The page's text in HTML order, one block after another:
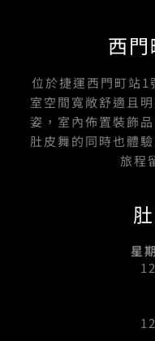
西
位於捷運西門町站
室空間寬敞舒適且
姿，室內佈置裝飾
肚皮舞的同時也體
旅程
星